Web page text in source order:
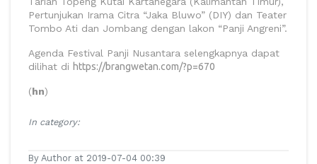
Pertunjukan Irama Citra “Jaka Bluwo” (DIY) dan Teater
Tombo Ati dan Jombang dengan lakon “Panji Angreni”.
Agenda Festival Panji Nusantara selengkapnya dapat
dilihat di https://brangwetan.com/?p=670
(hn)
In category:
By Author at 2019-07-04 00:39